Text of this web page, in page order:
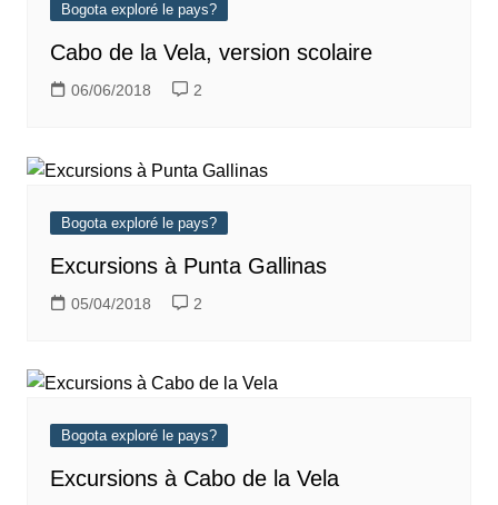
Bogota exploré le pays?
Cabo de la Vela, version scolaire
06/06/2018 2
Bogota exploré le pays?
Excursions à Punta Gallinas
05/04/2018 2
Bogota exploré le pays?
Excursions à Cabo de la Vela